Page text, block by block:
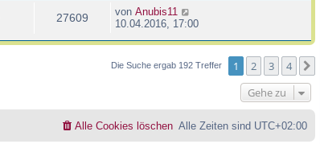
27609 von Anubis11
10.04.2016, 17:00
Die Suche ergab 192 Treffer 1 2 3 4
Gehe zu
Alle Zeiten sind UTC+02:00
Alle Cookies löschen